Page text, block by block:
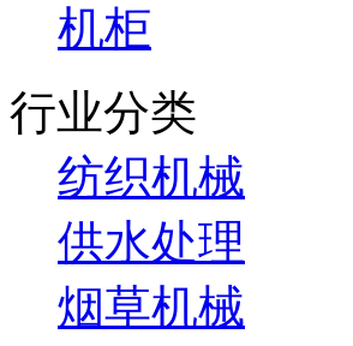
机柜
行业分类
纺织机械
供水处理
烟草机械